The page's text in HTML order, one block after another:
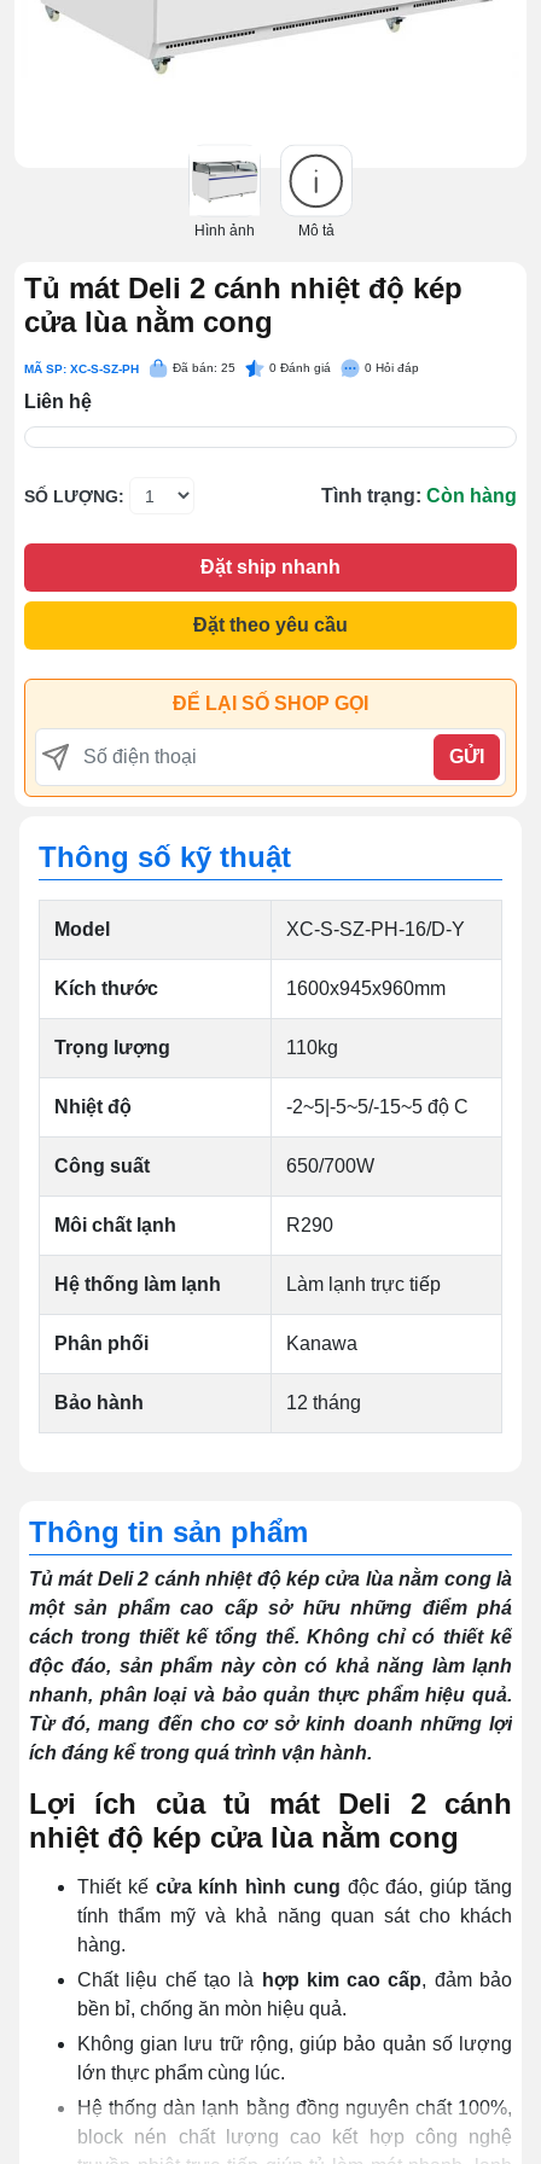
Hình ảnh Mô tả
Tủ mát Deli 2 cánh nhiệt độ kép
cửa lùa nằm cong
MÃ SP: XC-S-SZ-PH Đã bán: 25 0 Đánh giá 0 Hỏi đáp
Liên hệ
SỐ LƯỢNG: Tình trạng: Còn hàng
Đặt ship nhanh
Đặt theo yêu cầu
ĐỂ LẠI SỐ SHOP GỌI
GỬI
Thông số kỹ thuật
Model XC-S-SZ-PH-16/D-Y
Kích thước 1600x945x960mm
Trọng lượng 110kg
Nhiệt độ -2~5|-5~5/-15~5 độ C
Công suất 650/700W
Môi chất lạnh R290
Hệ thống làm lạnh Làm lạnh trực tiếp
Phân phối Kanawa
Bảo hành 12 tháng
Thông tin sản phẩm
Tủ mát Deli 2 cánh nhiệt độ kép cửa lùa nằm cong là
một sản phẩm cao cấp sở hữu những điểm phá
cách trong thiết kế tổng thể. Không chỉ có thiết kế
độc đáo, sản phẩm này còn có khả năng làm lạnh
nhanh, phân loại và bảo quản thực phẩm hiệu quả.
Từ đó, mang đến cho cơ sở kinh doanh những lợi
ích đáng kể trong quá trình vận hành.
Lợi ích của tủ mát Deli 2 cánh
nhiệt độ kép cửa lùa nằm cong
Thiết kế cửa kính hình cung độc đáo, giúp tăng
tính thẩm mỹ và khả năng quan sát cho khách
hàng.
Chất liệu chế tạo là
hợp kim cao cấp, đảm bảo
bền bỉ, chống ăn mòn hiệu quả.
Không gian lưu trữ rộng, giúp bảo quản số lượng
lớn thực phẩm cùng lúc.
Hệ thống dàn lạnh bằng đồng nguyên chất 100%,
block nén chất lượng cao kết hợp công nghệ